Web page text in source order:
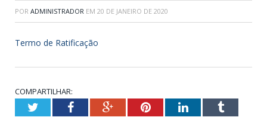
POR ADMINISTRADOR EM 20 DE JANEIRO DE 2020
Termo de Ratificação
COMPARTILHAR:
TwitterFacebookGoogle+PinterestLinkedInTumblr